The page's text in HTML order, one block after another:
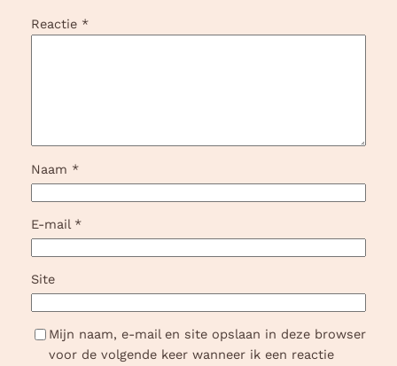
Reactie *
Naam *
E-mail *
Site
Mijn naam, e-mail en site opslaan in deze browser
voor de volgende keer wanneer ik een reactie